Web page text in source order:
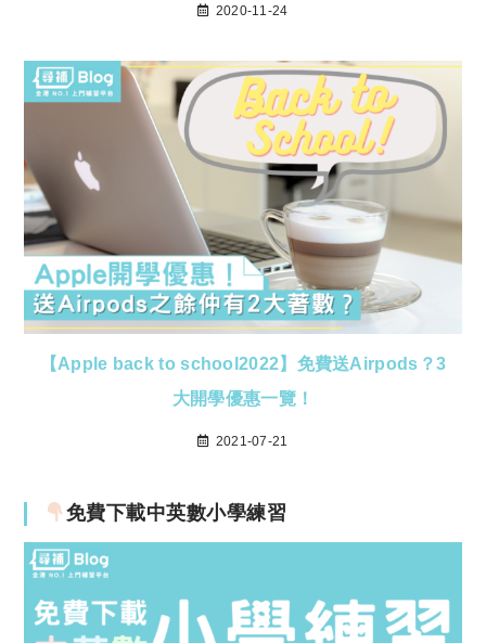
2020-11-24
【Apple back to school2022】免費送Airpods？3
大開學優惠一覽！
2021-07-21
免費下載中英數小學練習